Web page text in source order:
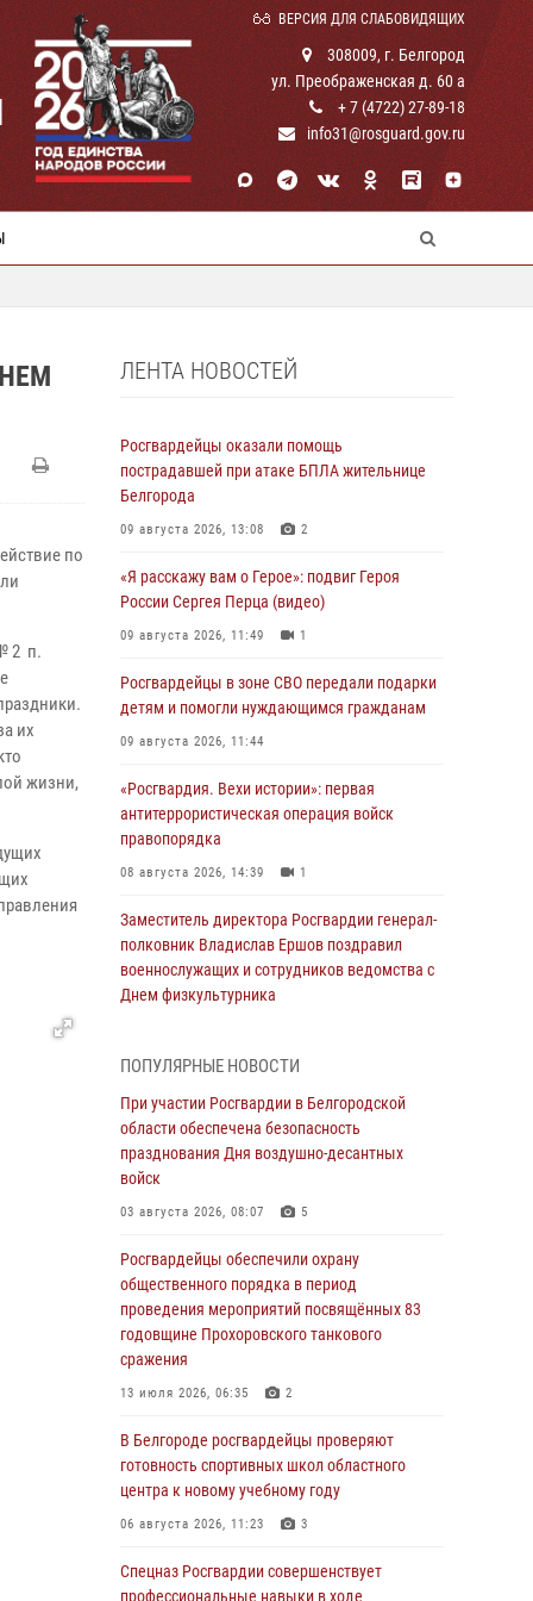
ВЕРСИЯ ДЛЯ СЛАБОВИДЯЩИХ
308009, г. Белгород
ул. Преображенская д. 60 а
+ 7 (4722) 27-89-18
info31@rosguard.gov.ru
по
2 п.
их
жизни,
ЛЕНТА НОВОСТЕЙ
Росгвардейцы оказали помощь
пострадавшей при атаке БПЛА жительнице
Белгорода
09 августа 2026, 13:08 2
«Я расскажу вам о Герое»: подвиг Героя
России Сергея Перца (видео)
09 августа 2026, 11:49 1
Росгвардейцы в зоне СВО передали подарки
детям и помогли нуждающимся гражданам
09 августа 2026, 11:44
«Росгвардия. Вехи истории»: первая
антитеррористическая операция войск
правопорядка
08 августа 2026, 14:39 1
Заместитель директора Росгвардии генерал-
полковник Владислав Ершов поздравил
военнослужащих и сотрудников ведомства с
Днем физкультурника
Росгвардейцы оказали адресную помощь
жителям Луганской Народной Республики
07 августа 2026, 16:37
Генерал-полковник Олег Плохой поздравил
специалистов организационно-штатных
профессиональным праздником
07 августа 2026, 16:32
В Белгородской области продолжаются
межведомственные проверки объектов
образования с участием Росгвардии к новому
07 августа 2026, 16:08 6
Руководитель управления вневедомственной
охраны Росгвардии по Белгородской области
совещании-семинаре в Нижнем Новгороде
(видео)
ПОПУЛЯРНЫЕ НОВОСТИ
При участии Росгвардии в Белгородской
области обеспечена безопасность
празднования Дня воздушно-десантных
войск
03 августа 2026, 08:07 5
Росгвардейцы обеспечили охрану
общественного порядка в период
проведения мероприятий посвящённых 83
годовщине Прохоровского танкового
сражения
13 июля 2026, 06:35 2
В Белгороде росгвардейцы проверяют
готовность спортивных школ областного
центра к новому учебному году
06 августа 2026, 11:23 3
Спецназ Росгвардии совершенствует
профессиональные навыки в ходе